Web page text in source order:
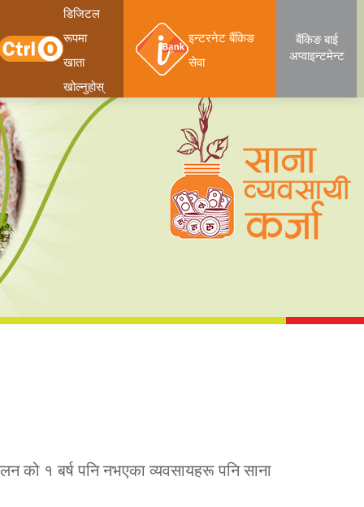
डिजिटल
रूपमा
खाता
खोल्नुहोस्
इन्टरनेट बैंकिङ
सेवा
बैंकिङ बाई
अप्वाइन्टमेन्ट
को १ बर्ष पनि नभएका व्यवसायहरू पनि साना